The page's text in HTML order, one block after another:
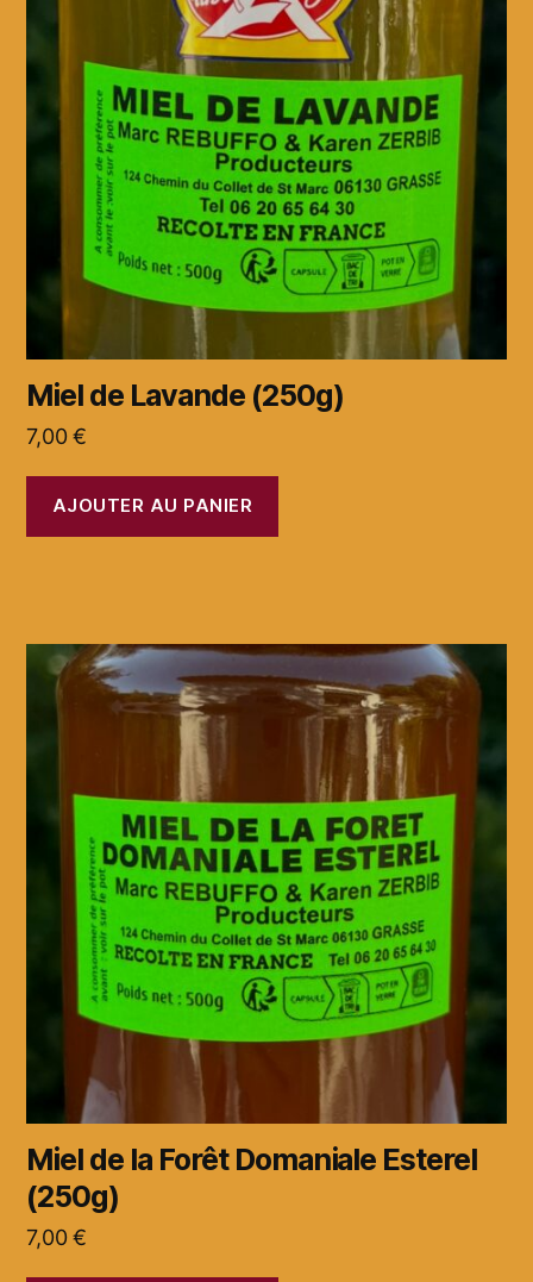
Miel de Lavande (250g)
7,00€
AJOUTER AU PANIER
Miel de la Forêt Domaniale Esterel
(250g)
7,00€